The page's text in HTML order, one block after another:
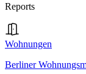
Reports
Wohnungen
Berliner